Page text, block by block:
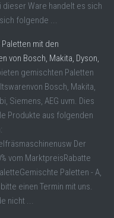
Ware handelt es sich
folgende ...
mit den
von Bosch, Makita, Dyson,
gemischten Paletten
Bosch, Makita,
Siemens, AEG uvm. Dies
Produkte aus folgenden
Der
vom MarktpreisRabatte
Paletten - A,
einen Termin mit uns.
nicht ...